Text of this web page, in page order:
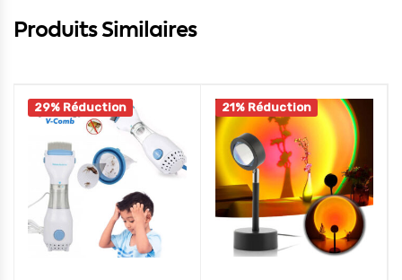
Produits Similaires
29% Réduction 21% Réduction